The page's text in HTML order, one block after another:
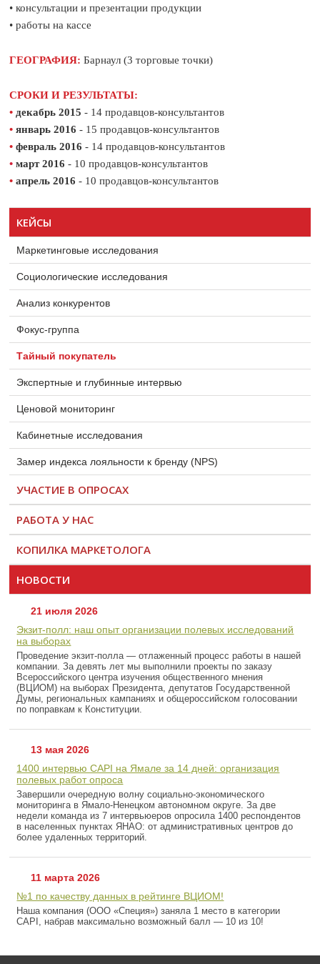
• консультации и презентации продукции
• работы на кассе
ГЕОГРАФИЯ: Барнаул (3 торговые точки)
СРОКИ И РЕЗУЛЬТАТЫ:
• декабрь 2015 - 14 продавцов-консультантов
• январь 2016 - 15 продавцов-консультантов
• февраль 2016 - 14 продавцов-консультантов
• март 2016 - 10 продавцов-консультантов
• апрель 2016 - 10 продавцов-консультантов
КЕЙСЫ
Маркетинговые исследования
Социологические исследования
Анализ конкурентов
Фокус-группа
Тайный покупатель
Экспертные и глубинные интервью
Ценовой мониторинг
Кабинетные исследования
Замер индекса лояльности к бренду (NPS)
УЧАСТИЕ В ОПРОСАХ
РАБОТА У НАС
КОПИЛКА МАРКЕТОЛОГА
НОВОСТИ
21 июля 2026
Экзит-полл: наш опыт организации полевых исследований
на выборах
Проведение экзит-полла — отлаженный процесс работы в нашей
компании. За девять лет мы выполнили проекты по заказу
Всероссийского центра изучения общественного мнения
(ВЦИОМ) на выборах Президента, депутатов Государственной
Думы, региональных кампаниях и общероссийском голосовании
по поправкам к Конституции.
13 мая 2026
1400 интервью CAPI на Ямале за 14 дней: организация
полевых работ опроса
Завершили очередную волну социально-экономического
мониторинга в Ямало-Ненецком автономном округе. За две
недели команда из 7 интервьюеров опросила 1400 респондентов
в населенных пунктах ЯНАО: от административных центров до
более удаленных территорий.
11 марта 2026
№1 по качеству данных в рейтинге ВЦИОМ!
Наша компания (ООО «Специя») заняла 1 место в категории
CAPI, набрав максимально возможный балл — 10 из 10!